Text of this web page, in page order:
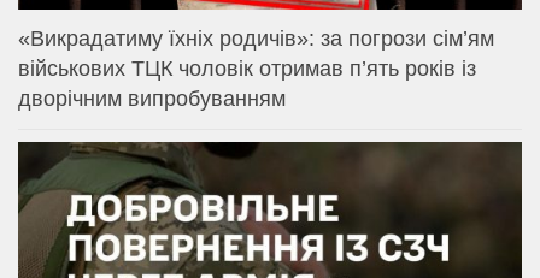
«Викрадатиму їхніх родичів»: за погрози сім’ям
військових ТЦК чоловік отримав п’ять років із
дворічним випробуванням